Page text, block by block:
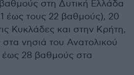
στη Δυτική Ελλάδα
έως τους 22 βαθμούς), 20
Κυκλάδες και στην Κρήτη,
νησιά του Ανατολικού
έως 28 βαθμούς στα